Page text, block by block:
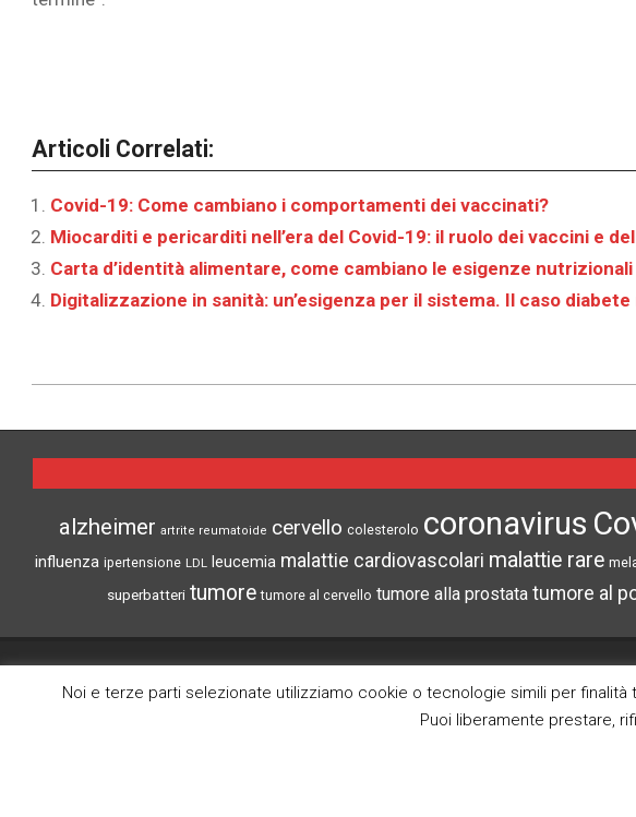
Articoli Correlati:
Covid-19: Come cambiano i comportamenti dei vaccinati?
Miocarditi e pericarditi nell’era del Covid-19: il ruolo dei vaccini e
Carta d’identità alimentare, come cambiano le esigenze
Digitalizzazione in sanità: un’esigenza per il sistema. Il caso diabete
alzheimer artrite reumatoide cervello colesterolo coronavirus
influenza ipertensione LDL leucemia malattie cardiovascolari malattie rare
superbatteri tumore tumore al cervello tumore alla prostata tumore al
CRONACHE DI SCIENZA CERCA NEL SITO
Noi e terze parti selezionate utilizziamo cookie o tecnologie simili per
Puoi liberamente prestare,